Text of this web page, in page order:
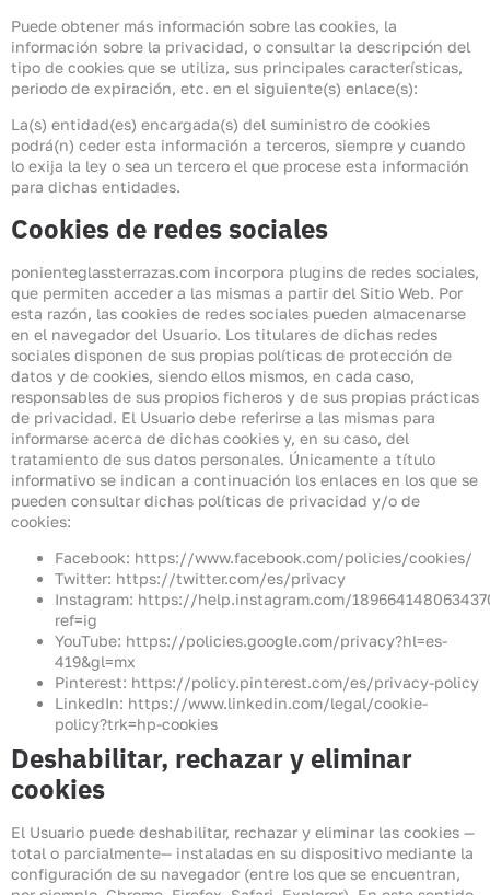
Puede obtener más información sobre las cookies, la
información sobre la privacidad, o consultar la descripción del
tipo de cookies que se utiliza, sus principales características,
periodo de expiración, etc. en el siguiente(s) enlace(s):
La(s) entidad(es) encargada(s) del suministro de cookies
podrá(n) ceder esta información a terceros, siempre y cuando
lo exija la ley o sea un tercero el que procese esta información
para dichas entidades.
Cookies de redes sociales
ponienteglassterrazas.com incorpora plugins de redes sociales,
que permiten acceder a las mismas a partir del Sitio Web. Por
esta razón, las cookies de redes sociales pueden almacenarse
en el navegador del Usuario. Los titulares de dichas redes
sociales disponen de sus propias políticas de protección de
datos y de cookies, siendo ellos mismos, en cada caso,
responsables de sus propios ficheros y de sus propias prácticas
de privacidad. El Usuario debe referirse a las mismas para
informarse acerca de dichas cookies y, en su caso, del
tratamiento de sus datos personales. Únicamente a título
informativo se indican a continuación los enlaces en los que se
pueden consultar dichas políticas de privacidad y/o de
cookies:
Facebook: https://www.facebook.com/policies/cookies/
Twitter: https://twitter.com/es/privacy
Instagram: https://help.instagram.com/
ref=ig
YouTube: https://policies.google.com/privacy?hl=es-
419&gl=mx
Pinterest: https://policy.pinterest.com/es/privacy-policy
LinkedIn: https://www.linkedin.com/legal/cookie-
policy?trk=hp-cookies
Deshabilitar, rechazar y eliminar
cookies
El Usuario puede deshabilitar, rechazar y eliminar las cookies —
total o parcialmente— instaladas en su dispositivo mediante la
configuración de su navegador (entre los que se encuentran,